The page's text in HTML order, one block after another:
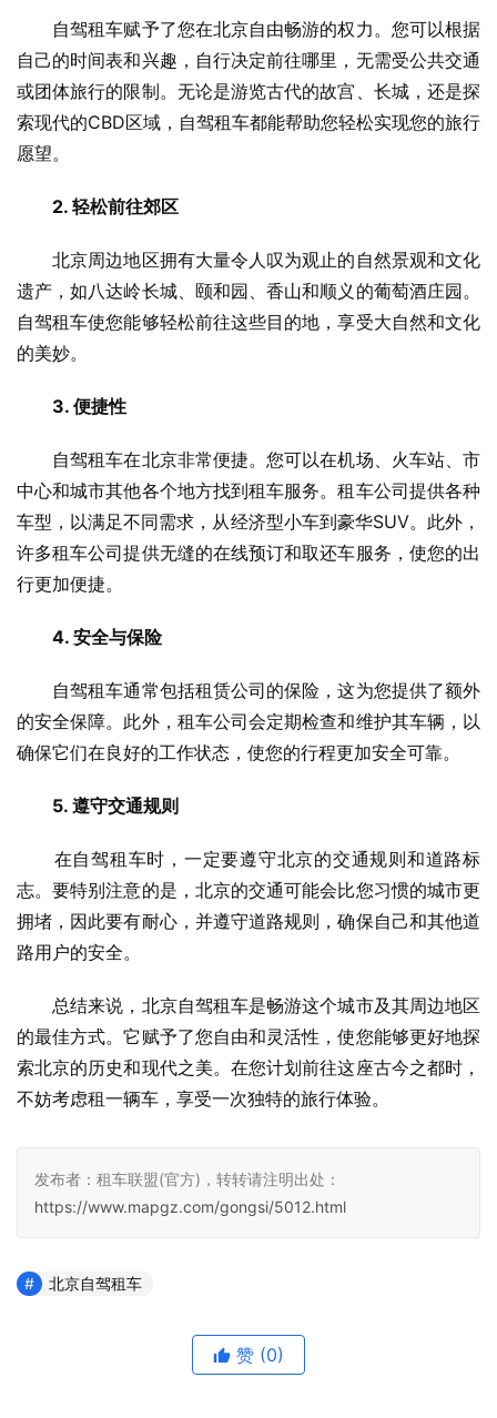
自驾租车赋予了您在北京自由畅游的权力。您可以根据
自己的时间表和兴趣，自行决定前往哪里，无需受公共交通
或团体旅行的限制。无论是游览古代的故宫、长城，还是探
索现代的CBD区域，自驾租车都能帮助您轻松实现您的旅行
愿望。
2. 轻松前往郊区
北京周边地区拥有大量令人叹为观止的自然景观和文化
遗产，如八达岭长城、颐和园、香山和顺义的葡萄酒庄园。
自驾租车使您能够轻松前往这些目的地，享受大自然和文化
的美妙。
3. 便捷性
自驾租车在北京非常便捷。您可以在机场、火车站、市
中心和城市其他各个地方找到租车服务。租车公司提供各种
车型，以满足不同需求，从经济型小车到豪华SUV。此外，
许多租车公司提供无缝的在线预订和取还车服务，使您的出
行更加便捷。
4. 安全与保险
自驾租车通常包括租赁公司的保险，这为您提供了额外
的安全保障。此外，租车公司会定期检查和维护其车辆，以
确保它们在良好的工作状态，使您的行程更加安全可靠。
5. 遵守交通规则
在自驾租车时，一定要遵守北京的交通规则和道路标
志。要特别注意的是，北京的交通可能会比您习惯的城市更
拥堵，因此要有耐心，并遵守道路规则，确保自己和其他道
路用户的安全。
总结来说，北京自驾租车是畅游这个城市及其周边地区
的最佳方式。它赋予了您自由和灵活性，使您能够更好地探
索北京的历史和现代之美。在您计划前往这座古今之都时，
不妨考虑租一辆车，享受一次独特的旅行体验。
发布者：租车联盟(官方)，转转请注明出处：
https://www.mapgz.com/gongsi/5012.html
北京自驾租车
赞 (0)